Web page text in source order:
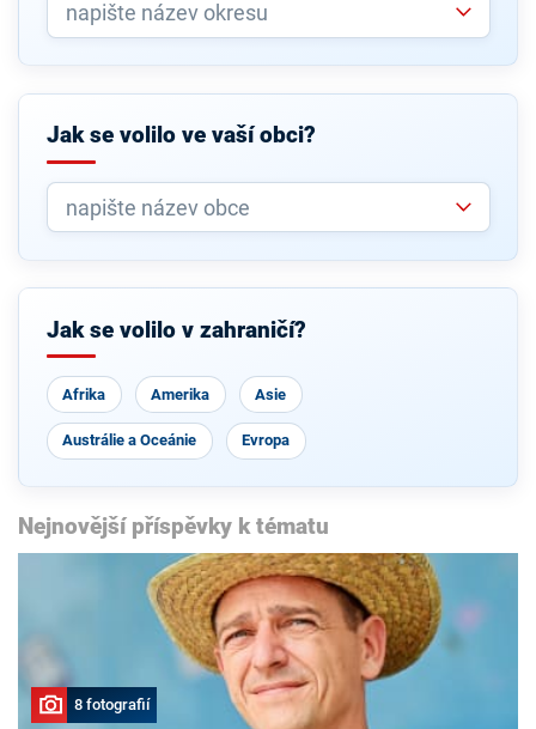
Jak se volilo ve vaší obci?
Jak se volilo v zahraničí?
Afrika Amerika Asie
Austrálie a Oceánie Evropa
Nejnovější příspěvky k tématu
8 fotografií